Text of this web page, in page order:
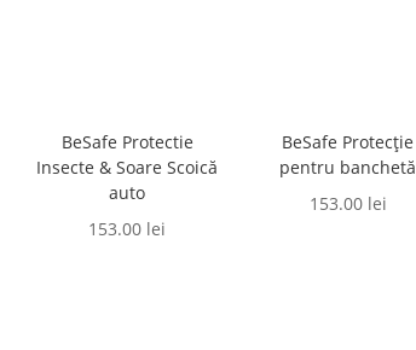
BeSafe Protectie
Insecte & Soare Scoică
auto
153.00 lei
BeSafe Protecție
pentru banchetă
153.00 lei